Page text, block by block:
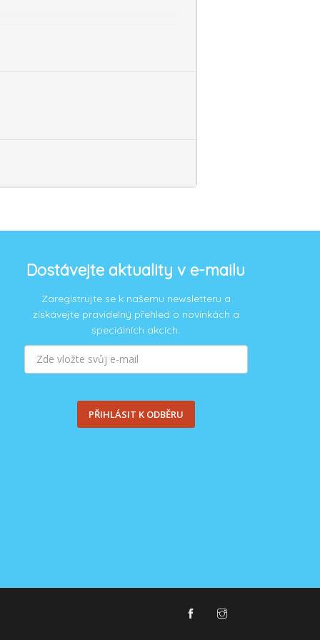
Dostávejte aktuality v e-mailu
Zaregistrujte se k našemu newsletteru a
získávejte pravidelný přehled o novinkách a
speciálních akcích.
PŘIHLÁSIT K ODBĚRU